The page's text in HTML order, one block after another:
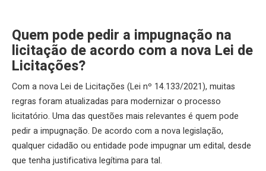
Quem pode pedir a impugnação na
licitação de acordo com a nova Lei de
Licitações?
Com a nova Lei de Licitações (Lei nº 14.133/2021), muitas
regras foram atualizadas para modernizar o processo
licitatório. Uma das questões mais relevantes é quem pode
pedir a impugnação. De acordo com a nova legislação,
qualquer cidadão ou entidade pode impugnar um edital, desde
que tenha justificativa legítima para tal.